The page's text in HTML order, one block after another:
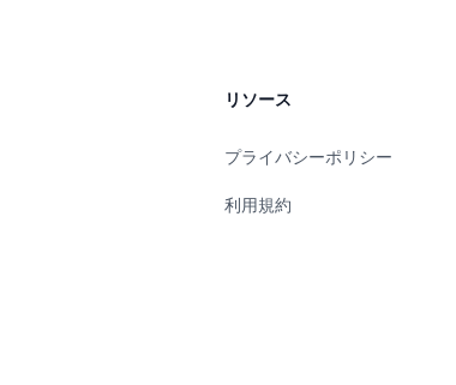
リソース
プライバシーポリシー
利用規約